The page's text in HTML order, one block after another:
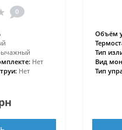
0
Нет
Нет
Объём
Тип
Вид
Тип